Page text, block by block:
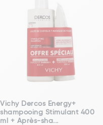
Vichy Dercos Energy+
shampooing Stimulant 400
ml + Après-sha...